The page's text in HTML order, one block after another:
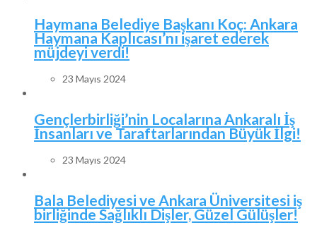
Haymana Belediye Başkanı Koç: Ankara
Haymana Kaplıcası’nı işaret ederek
müjdeyi verdi!
23 Mayıs 2024
Gençlerbirliği’nin Localarına Ankaralı İş
İnsanları ve Taraftarlarından Büyük İlgi!
23 Mayıs 2024
Bala Belediyesi ve Ankara Üniversitesi iş
birliğinde Sağlıklı Dişler, Güzel Gülüşler!